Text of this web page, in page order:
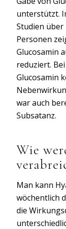
unterstützt.
Studien über
Personen
Glucosamin
reduziert.
Glucosamin
war auch
Subsatanz.
Wie
Man kann
wöchentlich
die